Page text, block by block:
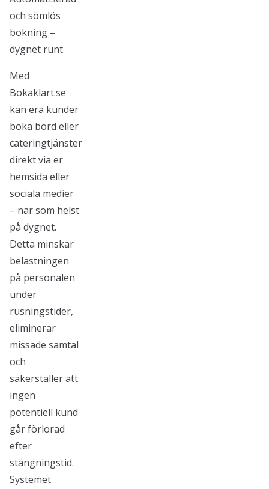
och sömlös
bokning –
dygnet runt
Med
Bokaklart.se
kan era kunder
boka bord eller
cateringtjänster
direkt via er
hemsida eller
sociala medier
– när som helst
på dygnet.
Detta minskar
belastningen
på personalen
under
rusningstider,
eliminerar
missade samtal
och
säkerställer att
ingen
potentiell kund
går förlorad
efter
stängningstid.
Systemet